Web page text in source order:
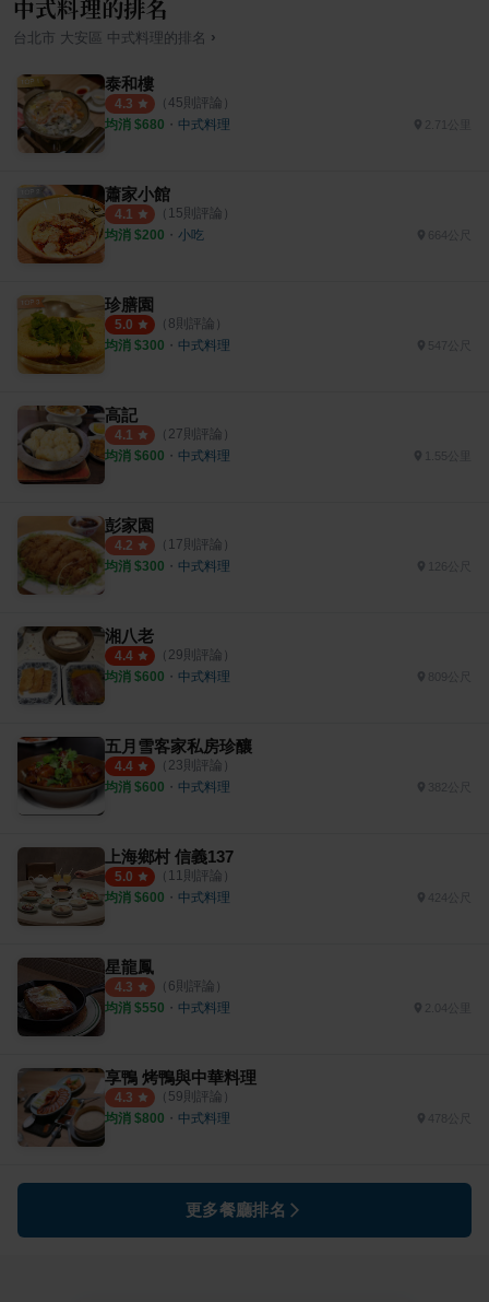
中式料理的排名
台北市 大安區 中式料理 的排名 ›
泰和樓
4.3 （ 45則評論）
均消 $680 ・ 中式料理
蕭家小館
4.1 （ 15則評論）
均消 $200 ・ 小吃 664公尺
珍膳園
5.0 （ 8則評論）
均消 $300 ・ 中式料理 547公尺
高記
4.1 （ 27則評論）
均消 $600 ・ 中式料理 1.55公里
彭家園
4.2 （ 17則評論）
均消 $300 ・ 中式料理
湘八老
4.4 （ 29則評論）
均消 $600 ・ 中式料理
五月雪客家私房珍釀
4.4 （ 23則評論）
均消 $600 ・ 中式料理
上海鄉村 信義137
5.0 （ 11 則評論）
均消 $600 ・ 中式料理 424公尺
星龍鳳
4.3 （ 6則評論）
均消 $550 ・ 中式料理 2.04公里
享鴨 烤鴨與中華料理
4.3 （ 59則評論）
均消 $800 ・ 中式料理 478公尺
更多餐廳排名